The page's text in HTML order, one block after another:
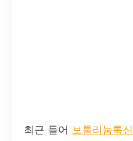
최근 들어 보툴리눔톡신